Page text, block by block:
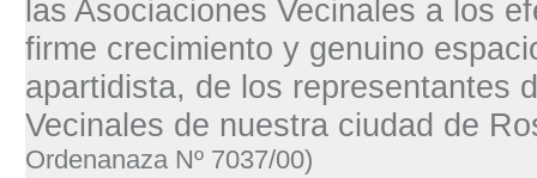
las Asociaciones Vecinales a los
firme crecimiento y genuino
apartidista, de los representantes
Vecinales de nuestra ciudad de
Ordenanaza Nº 7037/00)